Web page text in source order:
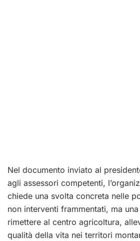
Nel documento inviato al
agli assessori competenti,
chiede una svolta concreta nelle
non interventi frammentati, ma
rimettere al centro agricoltura,
qualità della vita nei territori